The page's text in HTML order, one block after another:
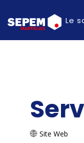
Le
Site Web